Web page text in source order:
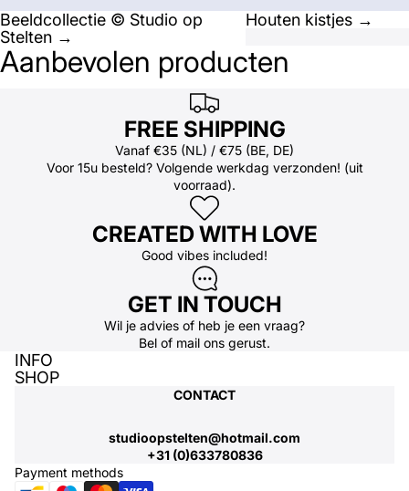
Beeldcollectie © Studio op
Stelten →
Houten kistjes →
Aanbevolen producten
FREE SHIPPING
Vanaf €35 (NL) / €75 (BE, DE)
Voor 15u besteld? Volgende werkdag verzonden! (uit
voorraad).
CREATED WITH LOVE
Good vibes included!
GET IN TOUCH
Wil je advies of heb je een vraag?
Bel of mail ons gerust.
INFO
SHOP
CONTACT
studioopstelten@hotmail.com
+31 (0)633780836
Payment methods